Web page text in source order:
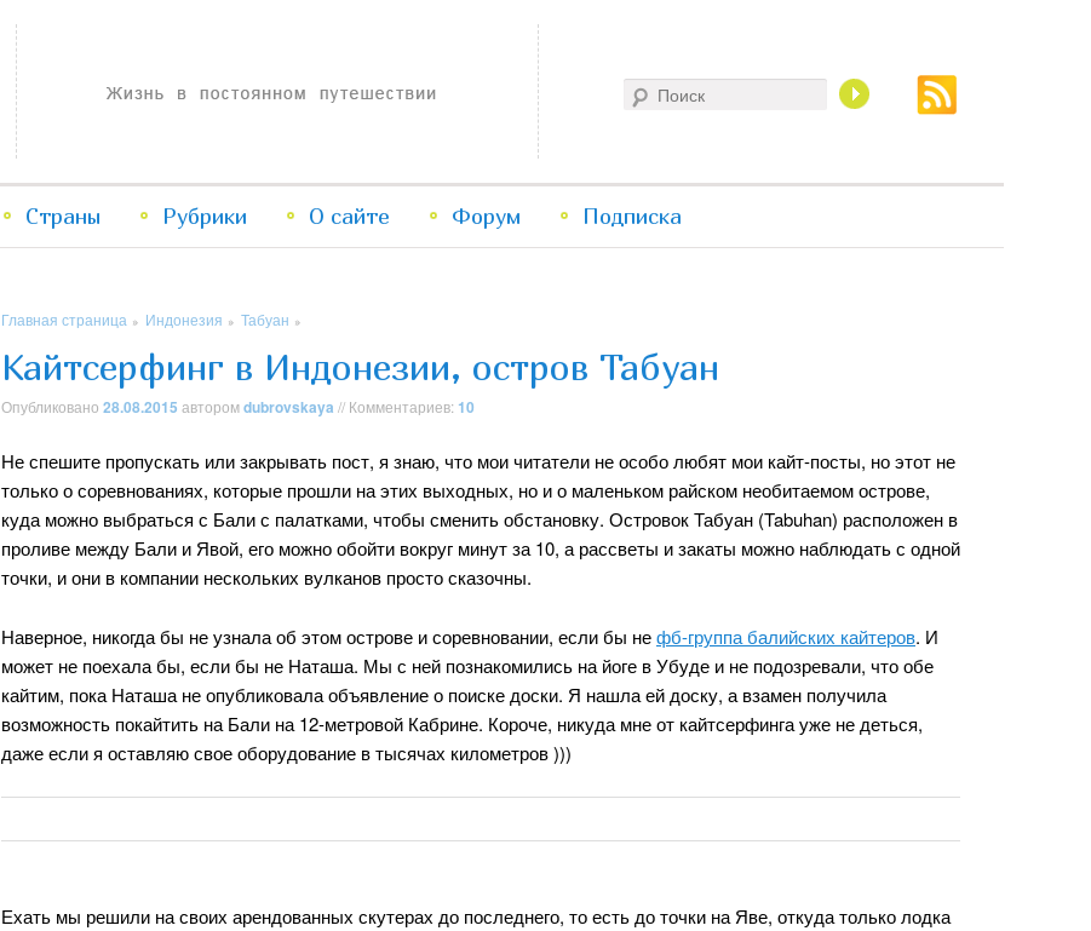
Жизнь в постоянном путешествии
Перейти
содержимому
Перейти
содержимому
Страны Рубрики О сайте Форум Подписка
Главная страница » Индонезия » Табуан »
Кайтсерфинг в Индонезии, остров Табуан
Опубликовано 28.08.2015 авторомdubrovskaya // Комментариев: 10
Не спешите пропускать или закрывать пост, я знаю, что мои читатели не особо любят мои кайт-посты, но этот не
только о соревнованиях, которые прошли на этих выходных, но и о маленьком райском необитаемом острове,
куда можно выбраться с Бали с палатками, чтобы сменить обстановку. Островок Табуан (Tabuhan) расположен в
проливе между Бали и Явой, его можно обойти вокруг минут за 10, а рассветы и закаты можно наблюдать с одной
точки, и они в компании нескольких вулканов просто сказочны.
Наверное, никогда бы не узнала об этом острове и соревновании, если бы нефб-группа балийских кайтеров. И
может не поехала бы, если бы не Наташа. Мы с ней познакомились на йоге в Убуде и не подозревали, что обе
кайтим, пока Наташа не опубликовала объявление о поиске доски. Я нашла ей доску, а взамен получила
возможность покайтить на Бали на 12-метровой Кабрине. Короче, никуда мне от кайтсерфинга уже не деться,
даже если я оставляю свое оборудование в тысячах километров )))
Ехать мы решили на своих арендованных скутерах до последнего, то есть до точки на Яве, откуда только лодка